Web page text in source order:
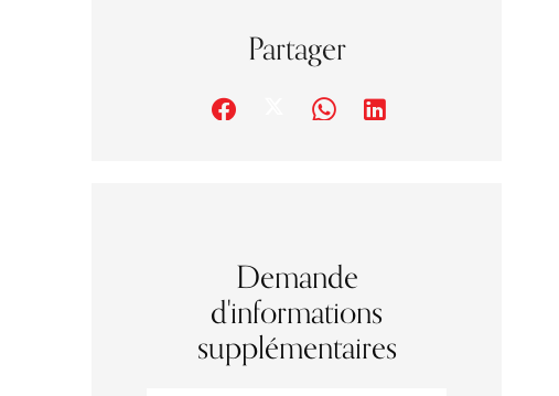
Partager
Demande
d'informations
supplémentaires